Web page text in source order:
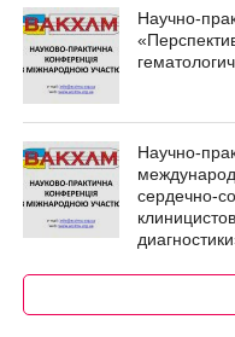
Научно-
Научно-
сердечно-